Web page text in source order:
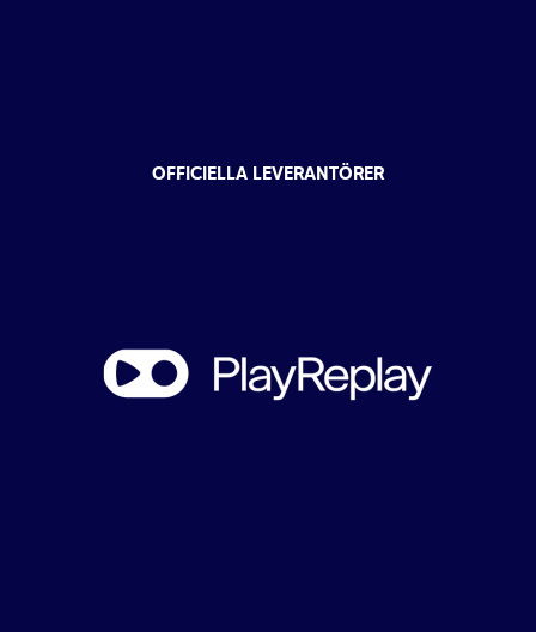
OFFICIELLA LEVERANTÖRER